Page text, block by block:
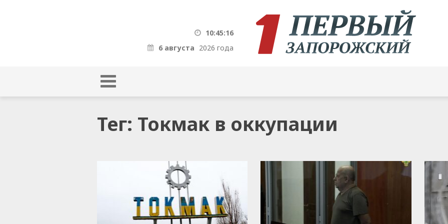
10:45:17
6 августа 2026 года
Тег: Токмак в оккупации